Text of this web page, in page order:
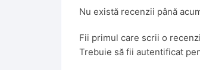
Nu există recenzii până
Fii primul care scrii o
Trebuie să fii autentificat